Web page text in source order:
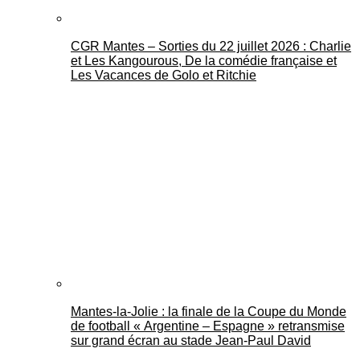
CGR Mantes – Sorties du 22 juillet 2026 : Charlie
et Les Kangourous, De la comédie française et
Les Vacances de Golo et Ritchie
Mantes-la-Jolie : la finale de la Coupe du Monde
de football « Argentine – Espagne » retransmise
sur grand écran au stade Jean-Paul David